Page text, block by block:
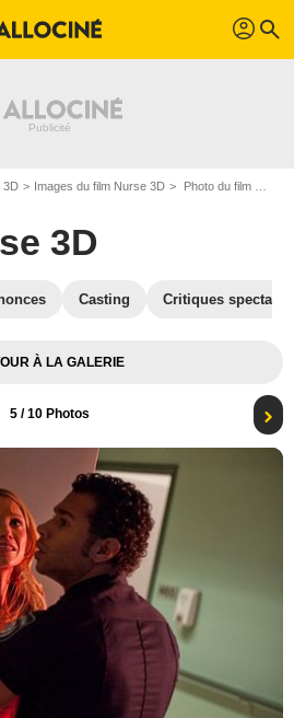
profil search
3D Images du film Nurse 3D Photo du film Nurse 3D - Photo 5
3D
Casting Critiques
À LA GALERIE
5/ 10 Photos